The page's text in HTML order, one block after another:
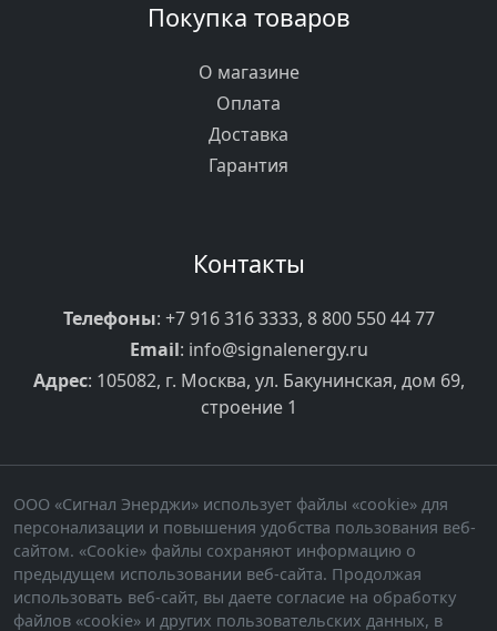
Покупка товаров
О магазине
Оплата
Доставка
Гарантия
Контакты
Телефоны: +7 916 316 3333, 8 800 550 44 77
Email: info@signalenergy.ru
Адрес: 105082, г. Москва, ул. Бакунинская, дом 69,
строение 1
ООО «Сигнал Энерджи» использует файлы «cookie» для
персонализации и повышения удобства пользования веб-
сайтом. «Cookie» файлы сохраняют информацию о
предыдущем использовании веб-сайта. Продолжая
использовать веб-сайт, вы даете согласие на обработку
файлов «cookie» и других пользовательских данных, в